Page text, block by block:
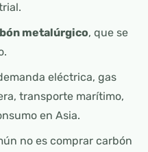
metalúrgico, que se
eléctrica, gas
transporte marítimo,
en Asia.
no es comprar carbón